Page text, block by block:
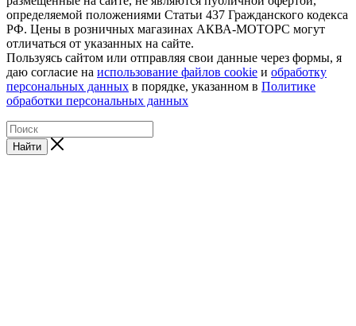
определяемой положениями Статьи 437 Гражданского кодекса
РФ. Цены в розничных магазинах АКВА-МОТОРС могут
отличаться от указанных на сайте.
Пользуясь сайтом или отправляя свои данные через формы, я
даю согласие на использование файлов cookie и обработку
персональных данных в порядке, указанном в Политике
обработки персональных данных
Найти